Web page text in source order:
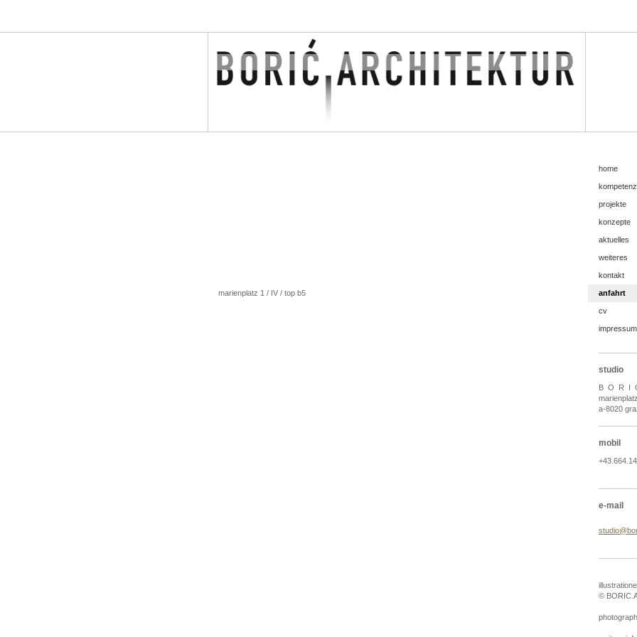
marienplatz 1 / IV / top b5
home
projekte
konzepte
aktuelles
weiteres
kontakt
anfahrt
cv
impressum
studio
B O R I
a-8020
mobil
e-mail
©